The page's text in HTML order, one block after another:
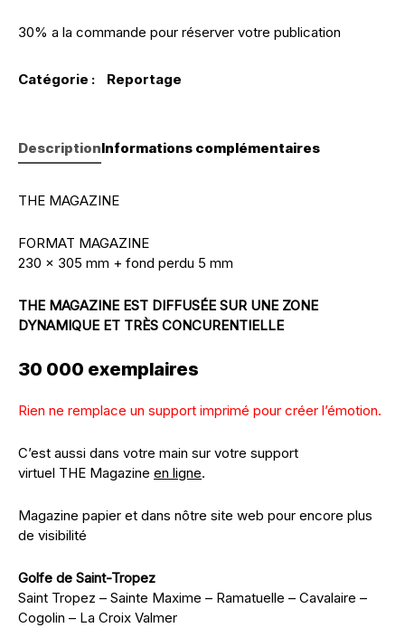
30% a la commande pour réserver votre publication
Catégorie : Reportage
DescriptionInformations complémentaires
THE MAGAZINE
FORMAT MAGAZINE
230 x 305 mm + fond perdu 5 mm
THE MAGAZINE EST DIFFUSÉE SUR UNE ZONE
DYNAMIQUE ET TRÈS CONCURENTIELLE
30 000 exemplaires
Rien ne remplace un support imprimé pour créer l’émotion.
C’est aussi dans votre main sur votre support
virtuel THE Magazine en ligne.
Magazine papier et dans nôtre site web pour encore plus
de visibilité
Golfe de Saint-Tropez
Saint Tropez – Sainte Maxime – Ramatuelle – Cavalaire –
Cogolin – La Croix Valmer